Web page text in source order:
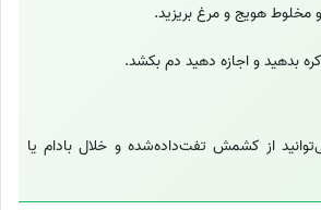
و مخلوط هویج و مرغ بریزید.
بدهید و اجازه دهید دم بکشد.
از کشمش تفت‌داده‌شده و خلال بادام یا